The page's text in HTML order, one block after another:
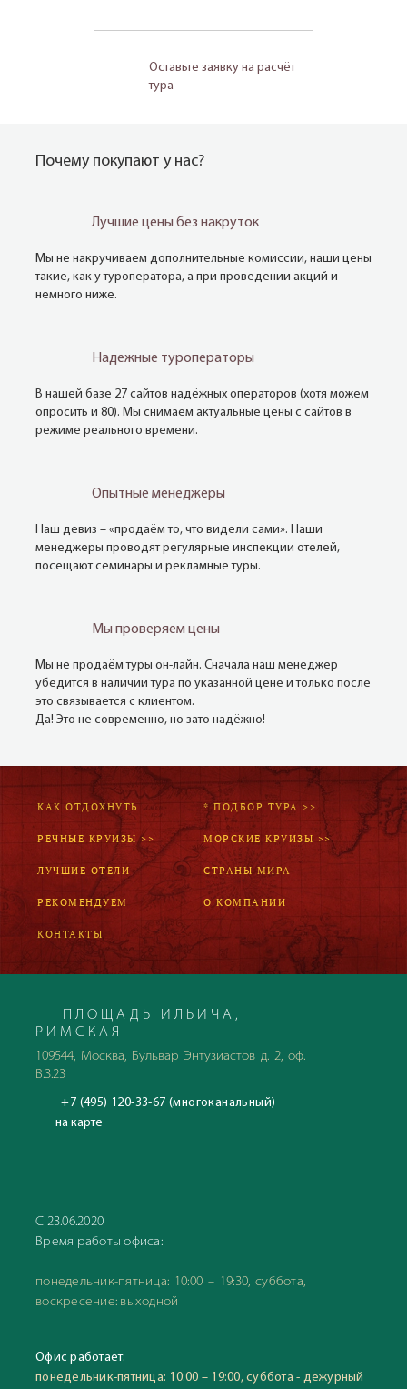
Оставьте заявку на расчёт
тура
Почему покупают у нас?
Лучшие цены без накруток
Мы не накручиваем дополнительные комиссии, наши цены
такие, как у туроператора, а при проведении акций и
немного ниже.
Надежные туроператоры
В нашей базе 27 сайтов надёжных операторов (хотя можем
опросить и 80). Мы снимаем актуальные цены с сайтов в
режиме реального времени.
Опытные менеджеры
Наш девиз – «продаём то, что видели сами». Наши
менеджеры проводят регулярные инспекции отелей,
посещают семинары и рекламные туры.
Мы проверяем цены
Мы не продаём туры он-лайн. Сначала наш менеджер
убедится в наличии тура по указанной цене и только после
это связывается с клиентом.
Да! Это не современно, но зато надёжно!
КАК ОТДОХНУТЬ * ПОДБОР ТУРА >>
РЕЧНЫЕ КРУИЗЫ >> МОРСКИЕ КРУИЗЫ >>
ЛУЧШИЕ ОТЕЛИ СТРАНЫ МИРА
РЕКОМЕНДУЕМ О КОМПАНИИ
КОНТАКТЫ
ПЛОЩАДЬ ИЛЬИЧА,
РИМСКАЯ
109544, Москва, Бульвар Энтузиастов д. 2, оф.
В.3.23
+7 (495) 120-33-67 (многоканальный)
на карте
С 23.06.2020
Время работы офиса:
понедельник-пятница: 10:00 – 19:30, суббота,
воскресение: выходной
Офис работает:
понедельник-пятница: 10:00 – 19:00, суббота - дежурный